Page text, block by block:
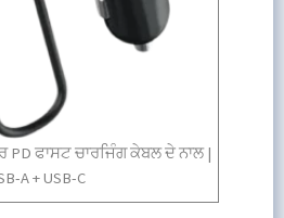
ਦੇ ਨਾਲ |
ਸੰਖੇਪ 17W ਯਾਤਰਾ